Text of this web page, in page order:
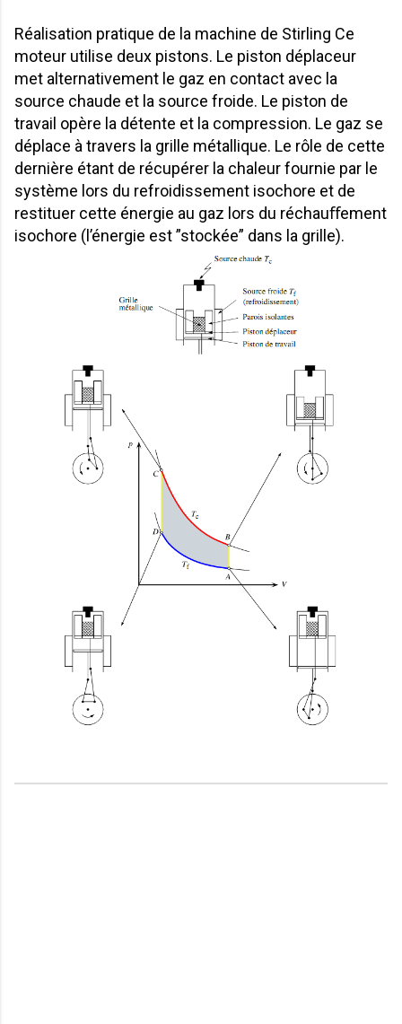
Réalisation pratique de la machine de Stirling Ce
moteur utilise deux pistons. Le piston déplaceur
met alternativement le gaz en contact avec la
source chaude et la source froide. Le piston de
travail opère la détente et la compression. Le gaz se
déplace à travers la grille métallique. Le rôle de cette
dernière étant de récupérer la chaleur fournie par le
système lors du refroidissement isochore et de
restituer cette énergie au gaz lors du réchauﬀement
isochore (l’énergie est ”stockée” dans la grille).